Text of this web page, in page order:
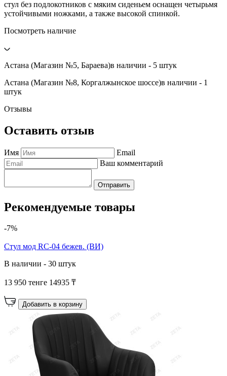
стул без подлокотников с мяким сиденьем оснащен четырьмя
устойчивыми ножками, а также высокой спинкой.
Посмотреть наличие
Астана (Магазин №5, Бараева)в наличии - 5 штук
Астана (Магазин №8, Коргалжынское шоссе)в наличии - 1
штук
Отзывы
Оставить отзыв
Имя
Email
Ваш комментарий
Отправить
Рекомендуемые товары
-7%
Cтул мод RC-04 бежев. (ВИ)
В наличии - 30 штук
13 950 тенге 14935 ₸
Добавить в корзину